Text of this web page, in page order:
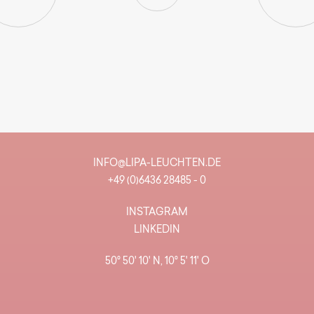
INFO@LIPA-LEUCHTEN.DE
+49 (0)6436 28485 - 0
INSTAGRAM
LINKEDIN
50° 50' 10' N, 10° 5' 11' O